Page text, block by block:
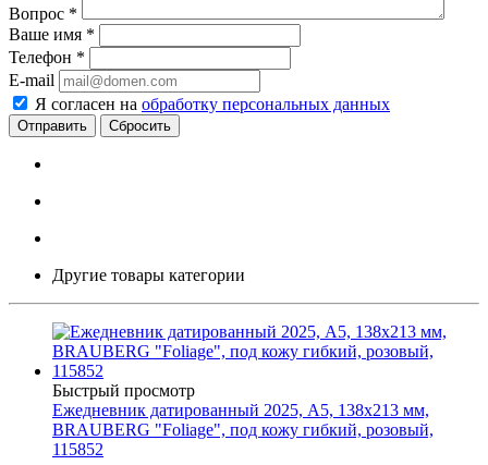
Вопрос *
Ваше имя *
Телефон *
E-mail
Я согласен на обработку персональных данных
Сбросить
Другие товары категории
Быстрый просмотр
Ежедневник датированный 2025, А5, 138x213 мм,
BRAUBERG "Foliage", под кожу гибкий, розовый,
115852